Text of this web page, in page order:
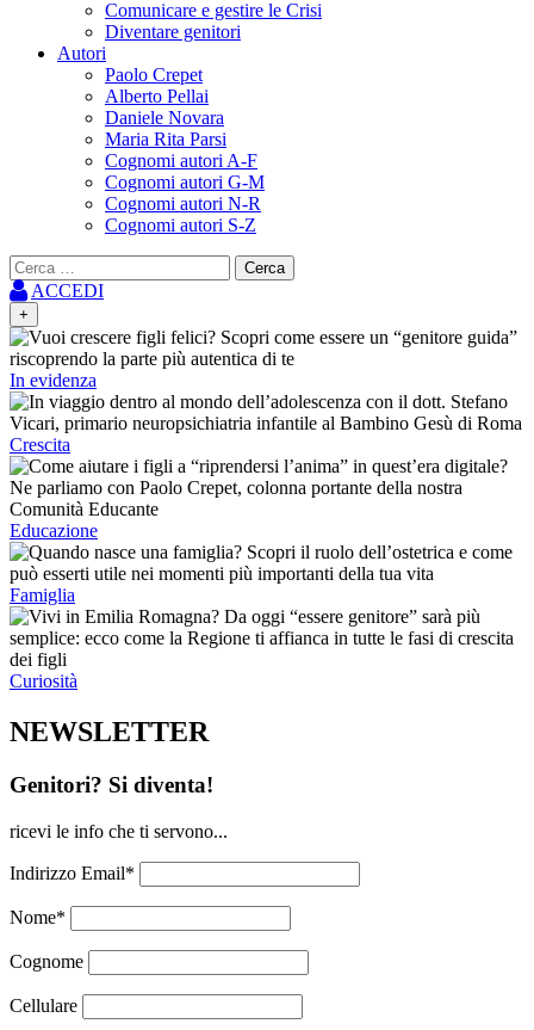
Comunicare e gestire le Crisi
Diventare genitori
Autori
Paolo Crepet
Alberto Pellai
Daniele Novara
Maria Rita Parsi
Cognomi autori A-F
Cognomi autori G-M
Cognomi autori N-R
Cognomi autori S-Z
Ricerca
per:ACCEDI
+
In evidenza
Crescita
Educazione
Famiglia
Curiosità
NEWSLETTER
Genitori? Si diventa!
ricevi le info che ti servono...
Indirizzo Email*
Nome*
Cognome
Cellulare